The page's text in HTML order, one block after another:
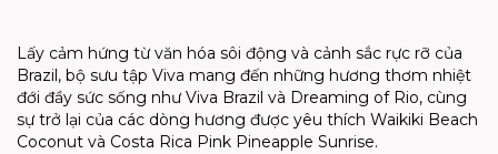
Lấy cảm hứng từ văn hóa sôi động và cảnh sắc rực rỡ của
Brazil, bộ sưu tập Viva mang đến những hương thơm nhiệt
đới đầy sức sống như Viva Brazil và Dreaming of Rio, cùng
sự trở lại của các dòng hương được yêu thích Waikiki Beach
Coconut và Costa Rica Pink Pineapple Sunrise.